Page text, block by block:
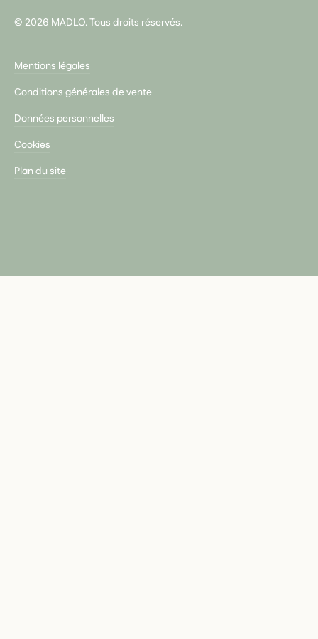
© 2026 MADLO. Tous droits réservés.
Mentions légales
Conditions générales de vente
Données personnelles
Cookies
Plan du site